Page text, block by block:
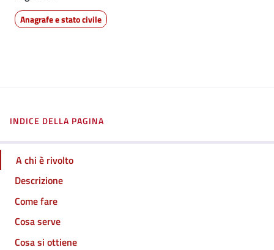
Anagrafe e stato civile
INDICE DELLA PAGINA
A chi è rivolto
Descrizione
Come fare
Cosa serve
Cosa si ottiene